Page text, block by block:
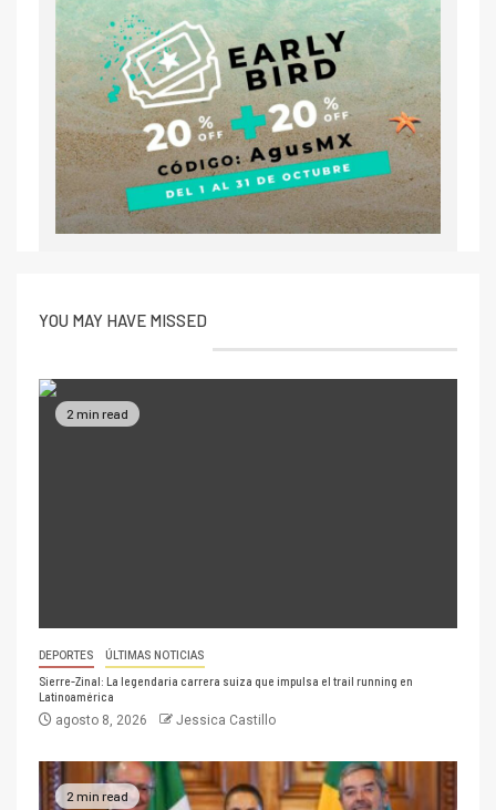
YOU MAY HAVE MISSED
2 min read
DEPORTES ÚLTIMAS NOTICIAS
Sierre-Zinal: La legendaria carrera suiza que impulsa el trail running en
Latinoamérica
agosto 8, 2026 Jessica Castillo
2 min read